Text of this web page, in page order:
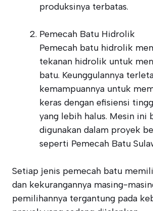
produksinya terbatas.
Pemecah Batu Hidrolik
Pemecah batu hidrolik
tekanan hidrolik untuk
batu. Keunggulannya
kemampuannya untuk
keras dengan efisiensi
yang lebih halus. Mesin ini
digunakan dalam proyek
seperti Pemecah Batu
Setiap jenis pemecah batu
dan kekurangannya masing-
pemilihannya tergantung pada